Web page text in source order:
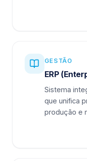
GESTÃO
ERP
Sistema
que unifica
produção e